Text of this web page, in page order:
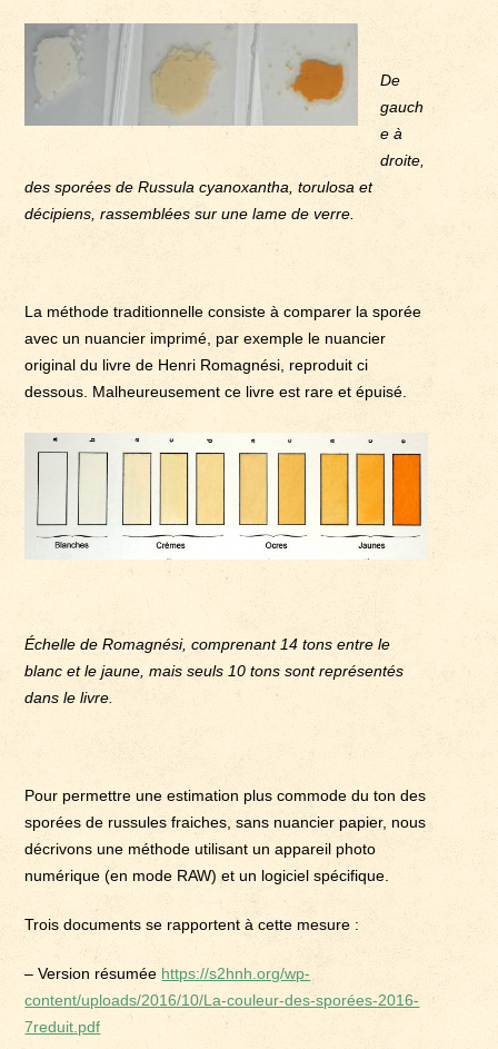
De
gauch
e à
droite,
des sporées de Russula cyanoxantha, torulosa et
décipiens, rassemblées sur une lame de verre.
La méthode traditionnelle consiste à comparer la sporée
avec un nuancier imprimé, par exemple le nuancier
original du livre de Henri Romagnési, reproduit ci
dessous. Malheureusement ce livre est rare et épuisé.
Échelle de Romagnési, comprenant 14 tons entre le
blanc et le jaune, mais seuls 10 tons sont représentés
dans le livre.
Pour permettre une estimation plus commode du ton des
sporées de russules fraiches, sans nuancier papier, nous
décrivons une méthode utilisant un appareil photo
numérique (en mode RAW) et un logiciel spécifique.
Trois documents se rapportent à cette mesure :
– Version résumée https://s2hnh.org/wp-
content/uploads/2016/10/La-couleur-des-sporées-2016-
7reduit.pdf